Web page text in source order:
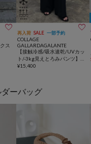

ス
再入荷 SALE 一部予約 
COLLAGE
GALLARDAGALANTE
【接触冷感/吸水速乾/UVカッ
ト/-3kg見えとろみパンツ】
《8色６サイズ》ジャージワ
¥15,400
ーバッグ